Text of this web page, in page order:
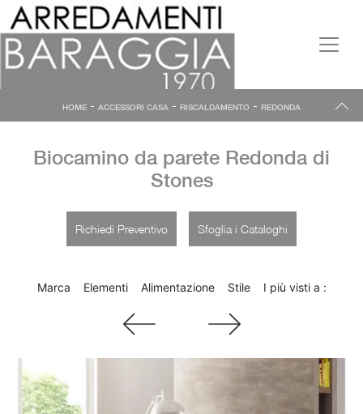
HOME - ACCESSORI CASA - RISCALDAMENTO - REDONDA
Biocamino da parete Redonda di
Stones
Richiedi Preventivo Sfoglia i Cataloghi
Marca Elementi Alimentazione Stile I più visti a :